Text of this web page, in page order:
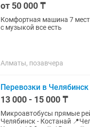
от 50 000 ₸
Комфортная машина 7
с музыкой все есть
Алматы, позавчера
Перевозки в
13 000 - 15 000 ₸
Микроавтобусы прямые
Челябинск - Костанай 📍Челябинск - Рудный 📍Челябинск - Лисаковск Удобное время выезда: